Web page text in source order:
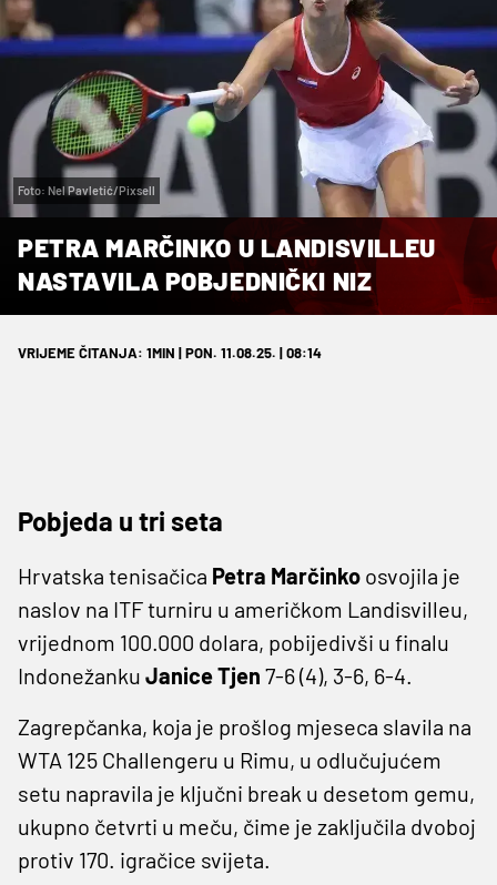
Foto: Nel Pavletić/Pixsell
PETRA MARČINKO U LANDISVILLEU
NASTAVILA POBJEDNIČKI NIZ
VRIJEME ČITANJA: 1MIN | PON. 11.08.25. | 08:14
Pobjeda u tri seta
Hrvatska tenisačica Petra Marčinko osvojila je
naslov na ITF turniru u američkom Landisvilleu,
vrijednom 100.000 dolara, pobijedivši u finalu
Indonežanku Janice Tjen 7-6 (4), 3-6, 6-4.
Zagrepčanka, koja je prošlog mjeseca slavila na
WTA 125 Challengeru u Rimu, u odlučujućem
setu napravila je ključni break u desetom gemu,
ukupno četvrti u meču, čime je zaključila dvoboj
protiv 170. igračice svijeta.